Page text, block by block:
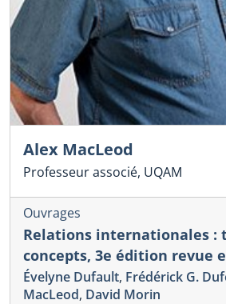
Alex MacLeod
Professeur associé, UQAM
Ouvrages
Relations internationales :
concepts, 3e édition revue
Évelyne Dufault, Frédérick G.
MacLeod, David Morin